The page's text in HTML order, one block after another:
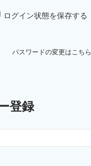
ログイン状態を保存する
パスワードの変更はこちら
登録